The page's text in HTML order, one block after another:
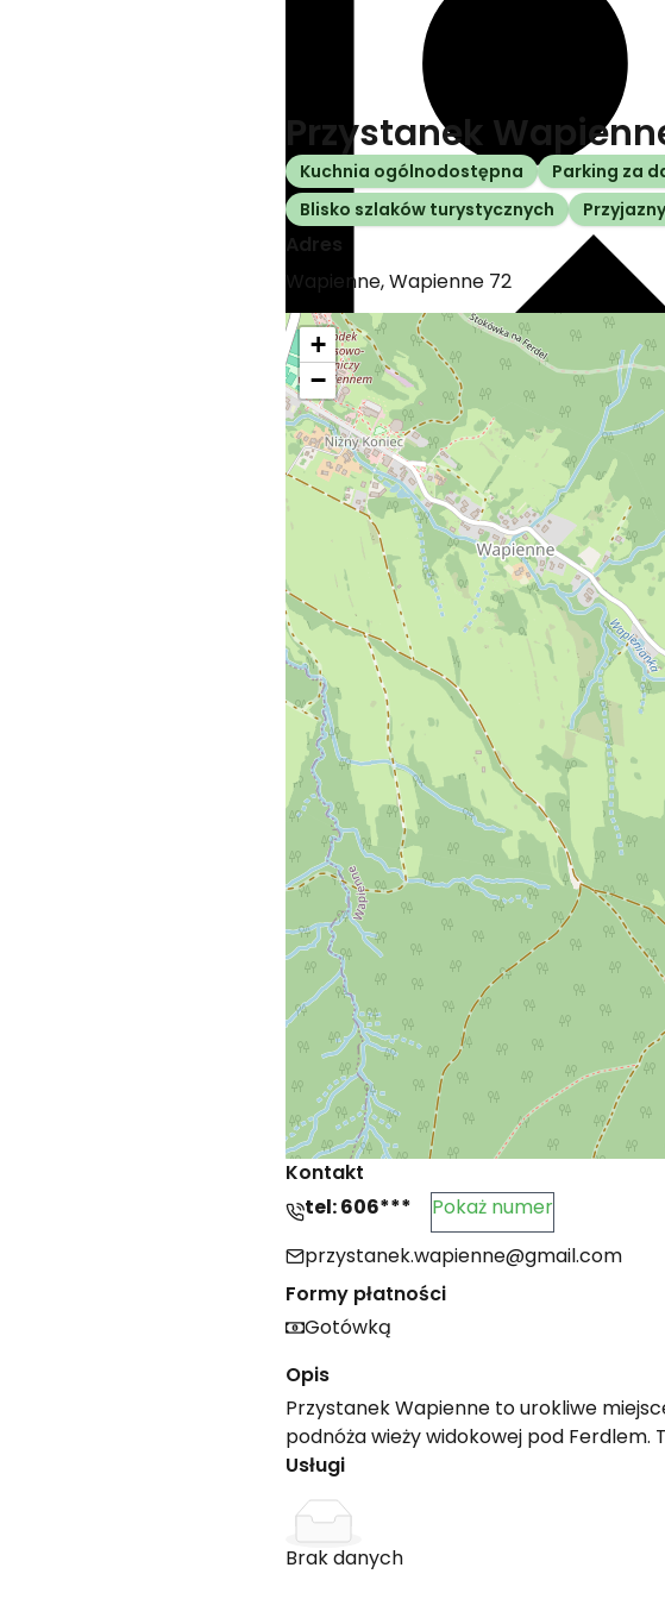
Przystanek
Kuchnia ogólnodostępna Parking za
Blisko szlaków turystycznych
Adres
Wapienne,Wapienne 72
+
−
Kontakt
tel:606***
Pokaż numer
przystanek.wapienne@gmail.com
Formy płatności
Gotówką
Opis
Przystanek Wapienne to urokliwe
podnóża wieży widokowej pod Ferdlem.
Usługi
Brak danych